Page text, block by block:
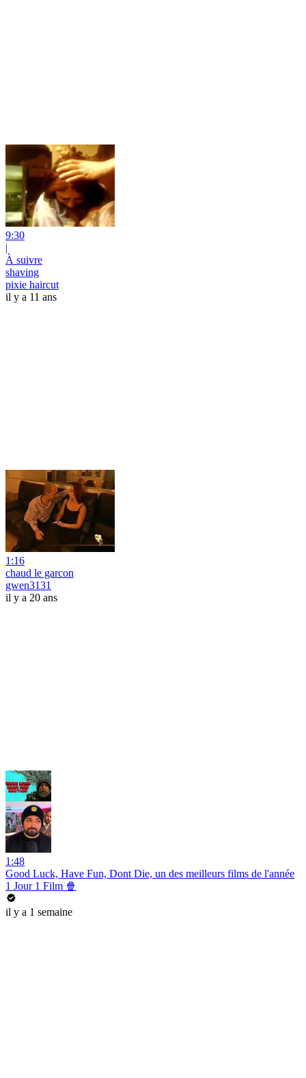
9:30
|
À suivre
shaving
pixie haircut
il y a 11 ans
1:16
chaud le garcon
gwen3131
il y a 20 ans
1:48
Good Luck, Have Fun, Dont Die, un des meilleurs films de l'année
1 Jour 1 Film 🍿
il y a 1 semaine